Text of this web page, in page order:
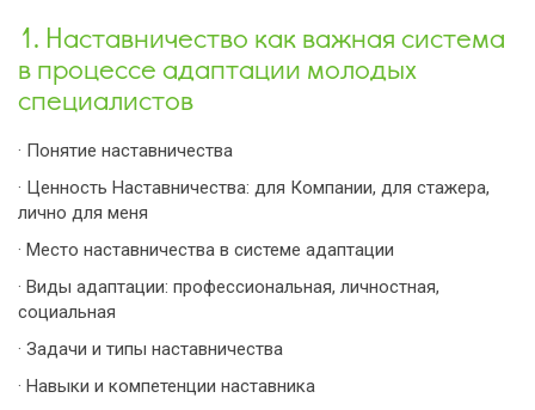
1. Наставничество как важная система
в процессе адаптации молодых
специалистов
· Понятие наставничества
· Ценность Наставничества: для Компании, для стажера,
лично для меня
· Место наставничества в системе адаптации
· Виды адаптации: профессиональная, личностная,
социальная
· Задачи и типы наставничества
· Навыки и компетенции наставника